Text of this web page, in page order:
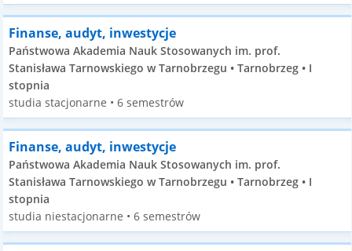
Finanse, audyt, inwestycje
Państwowa Akademia Nauk Stosowanych im. prof.
Stanisława Tarnowskiego w Tarnobrzegu • Tarnobrzeg • I
stopnia
studia stacjonarne • 6 semestrów
Finanse, audyt, inwestycje
Państwowa Akademia Nauk Stosowanych im. prof.
Stanisława Tarnowskiego w Tarnobrzegu • Tarnobrzeg • I
stopnia
studia niestacjonarne • 6 semestrów